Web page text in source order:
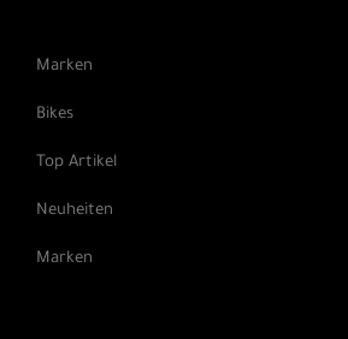
Marken
Bikes
Top Artikel
Neuheiten
Marken